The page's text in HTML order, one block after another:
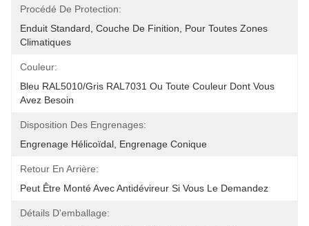
Procédé De Protection:
Enduit Standard, Couche De Finition, Pour Toutes Zones
Climatiques
Couleur:
Bleu RAL5010/gris RAL7031 Ou Toute Couleur Dont Vous
Avez Besoin
Disposition Des Engrenages:
Engrenage Hélicoïdal, Engrenage Conique
Retour En Arrière:
Peut Être Monté Avec Antidévireur Si Vous Le Demandez
Détails D'emballage: